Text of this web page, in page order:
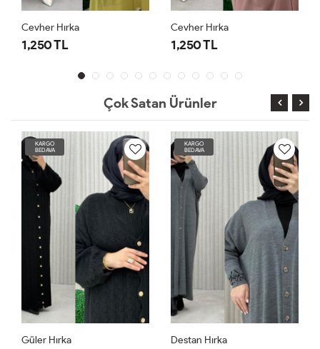
Cevher Hırka
1,250 TL
Cevher Hırka
1,250 TL
Çok Satan Ürünler
KARGO
BEDAVA
Güler Hırka
KARGO
BEDAVA
Destan Hırka